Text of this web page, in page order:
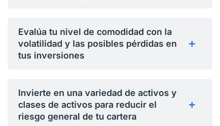
Evalúa tu nivel de comodidad con la
volatilidad y las posibles pérdidas en
tus inversiones
Invierte en una variedad de activos y
clases de activos para reducir el
riesgo general de tu cartera